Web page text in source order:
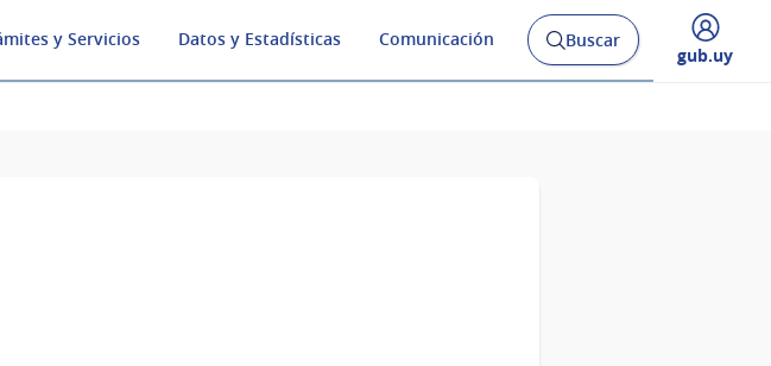
y Servicios Datos y Estadísticas Comunicación
Abrir
buscador
Buscar
Desplegar
gub.uy